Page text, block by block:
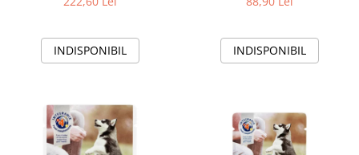
INDISPONIBIL INDISPONIBIL